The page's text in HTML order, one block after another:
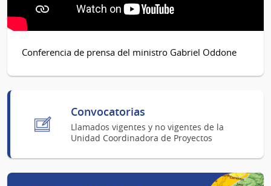
Conferencia de prensa del ministro Gabriel Oddone
Convocatorias
Llamados vigentes y no vigentes de la
Unidad Coordinadora de Proyectos